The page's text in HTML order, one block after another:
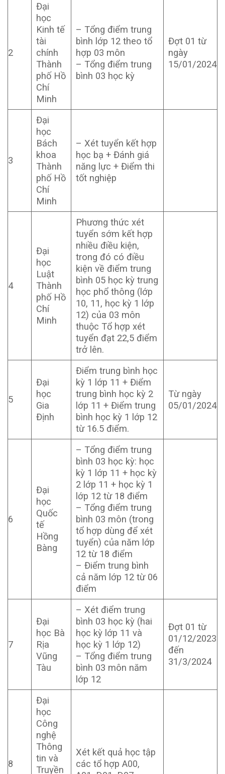
2
Đại
học
Kinh tế
tài
chính
Thành
phố Hồ
Chí
Minh
– Tổng điểm trung
bình lớp 12 theo tổ
hợp 03 môn
– Tổng điểm trung
bình 03 học kỳ
Đợt 01 từ
ngày
15/01/2024
3
Đại
học
Bách
khoa
Thành
phố Hồ
Chí
Minh
– Xét tuyển kết hợp
học bạ + Đánh giá
năng lực + Điểm thi
tốt nghiệp
4
Đại
học
Luật
Thành
phố Hồ
Chí
Minh
Phương thức xét
tuyển sớm kết hợp
nhiều điều kiện,
trong đó có điều
kiện về điểm trung
bình 05 học kỳ trung
học phổ thông (lớp
10, 11, học kỳ 1 lớp
12) của 03 môn
thuộc Tổ hợp xét
tuyển đạt 22,5 điểm
trở lên.
5
Đại
học
Gia
Định
Điểm trung bình học
kỳ 1 lớp 11 + Điểm
trung bình học kỳ 2
lớp 11 + Điểm trung
bình học kỳ 1 lớp 12
từ 16.5 điểm.
Từ ngày
05/01/2024
6
Đại
học
Quốc
tế
Hồng
Bàng
– Tổng điểm trung
bình 03 học kỳ: học
kỳ 1 lớp 11 + học kỳ
2 lớp 11 + học kỳ 1
lớp 12 từ 18 điểm
– Tổng điểm trung
bình 03 môn (trong
tổ hợp dùng để xét
tuyển) của năm lớp
12 từ 18 điểm
– Điểm trung bình
cả năm lớp 12 từ 06
điểm
7
Đại
học Bà
Rịa
Vũng
Tàu
– Xét điểm trung
bình 03 học kỳ (hai
học kỳ lớp 11 và
học kỳ 1 lớp 12)
– Tổng điểm trung
bình 03 môn năm
lớp 12
Đợt 01 từ
01/12/2023
đến
31/3/2024
8
Đại
học
Công
nghệ
Thông
tin và
Truyền
Xét kết quả học tập
các tổ hợp A00,